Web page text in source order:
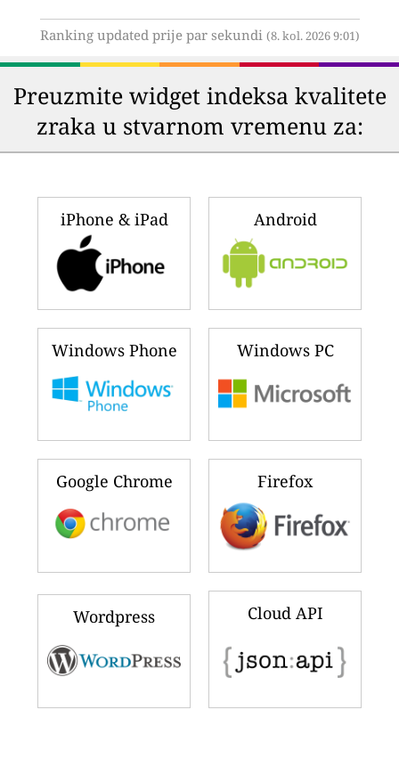
Ranking updated prije par sekundi (8. kol. 2026 9:01)
Preuzmite widget indeksa kvalitete
zraka u stvarnom vremenu za:
iPhone & iPad Android
Windows Phone Windows PC
Google Chrome Firefox
Wordpress Cloud API